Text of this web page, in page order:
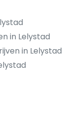
in Lelystad
in Lelystad